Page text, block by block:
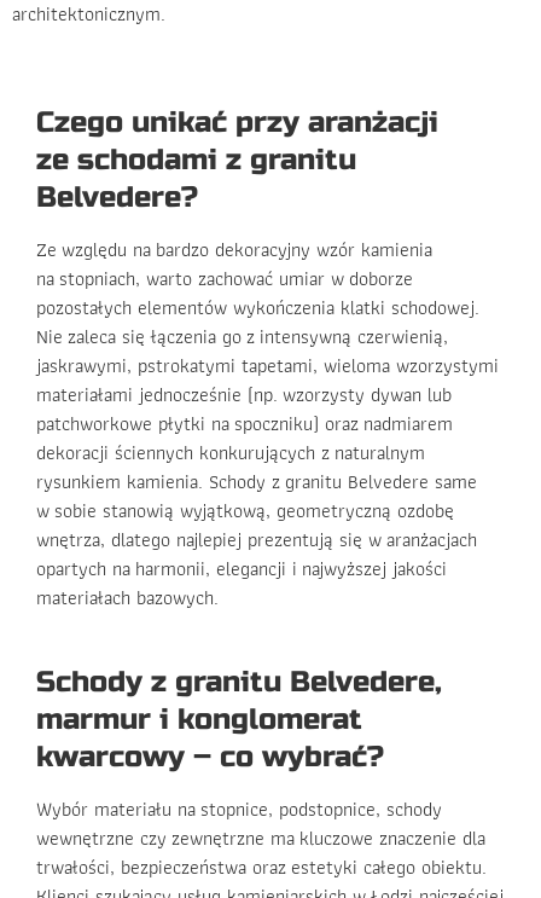
architektonicznym.
Czego unikać przy aranżacji
ze schodami z granitu
Belvedere?
Ze względu na bardzo dekoracyjny wzór kamienia
na stopniach, warto zachować umiar w doborze
pozostałych elementów wykończenia klatki schodowej.
Nie zaleca się łączenia go z intensywną czerwienią,
jaskrawymi, pstrokatymi tapetami, wieloma wzorzystymi
materiałami jednocześnie (np. wzorzysty dywan lub
patchworkowe płytki na spoczniku) oraz nadmiarem
dekoracji ściennych konkurujących z naturalnym
rysunkiem kamienia. Schody z granitu Belvedere same
w sobie stanowią wyjątkową, geometryczną ozdobę
wnętrza, dlatego najlepiej prezentują się w aranżacjach
opartych na harmonii, elegancji i najwyższej jakości
materiałach bazowych.
Schody z granitu Belvedere,
marmur i konglomerat
kwarcowy – co wybrać?
Wybór materiału na stopnice, podstopnice, schody
wewnętrzne czy zewnętrzne ma kluczowe znaczenie dla
trwałości, bezpieczeństwa oraz estetyki całego obiektu.